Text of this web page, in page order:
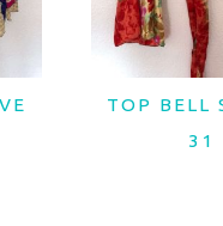
LER
TOP BELL
31